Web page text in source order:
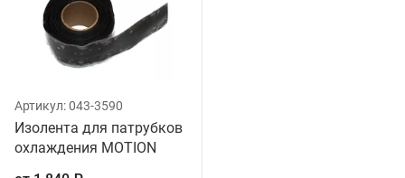
Артикул:043-3590
Изолента для патрубков
охлаждения MOTION